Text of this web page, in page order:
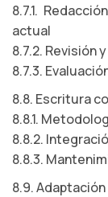
8.7.1.
actual
8.7.2. Revisión
8.7.3.
8.8. Escritura
8.8.1.
8.8.2.
8.8.3.
8.9.